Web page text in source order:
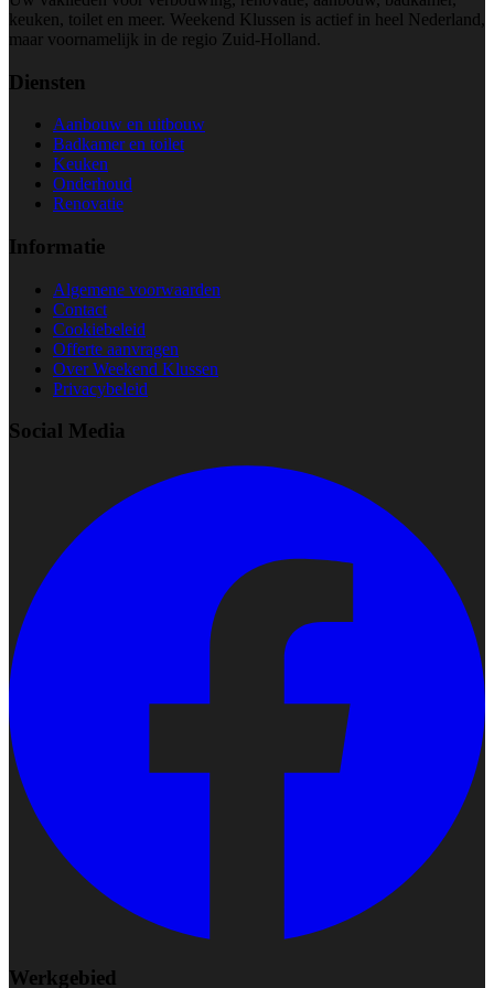
keuken, toilet en meer. Weekend Klussen is actief in heel Nederland,
maar voornamelijk in de regio Zuid-Holland.
Diensten
Aanbouw en uitbouw
Badkamer en toilet
Keuken
Onderhoud
Renovatie
Informatie
Algemene voorwaarden
Contact
Cookiebeleid
Offerte aanvragen
Over Weekend Klussen
Privacybeleid
Social Media
Werkgebied